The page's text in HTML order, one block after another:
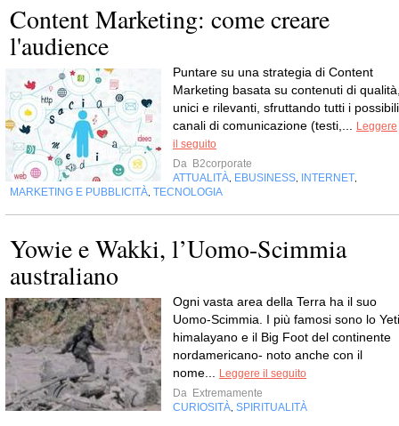
Content Marketing: come creare
l'audience
Puntare su una strategia di Content
Marketing basata su contenuti di
unici e rilevanti, sfruttando tutti i possibili
canali di comunicazione (testi,...
Leggere
il seguito
Da B2corporate
ATTUALITÀ EBUSINESS INTERNET
MARKETING E PUBBLICITÀ TECNOLOGIA
Yowie e Wakki, l’Uomo-Scimmia
australiano
Ogni vasta area della Terra ha il suo
Uomo-Scimmia. I più famosi sono lo Yeti
himalayano e il Big Foot del continente
nordamericano- noto anche con il
nome...
Leggere il seguito
Da Extremamente
CURIOSITÀ SPIRITUALITÀ